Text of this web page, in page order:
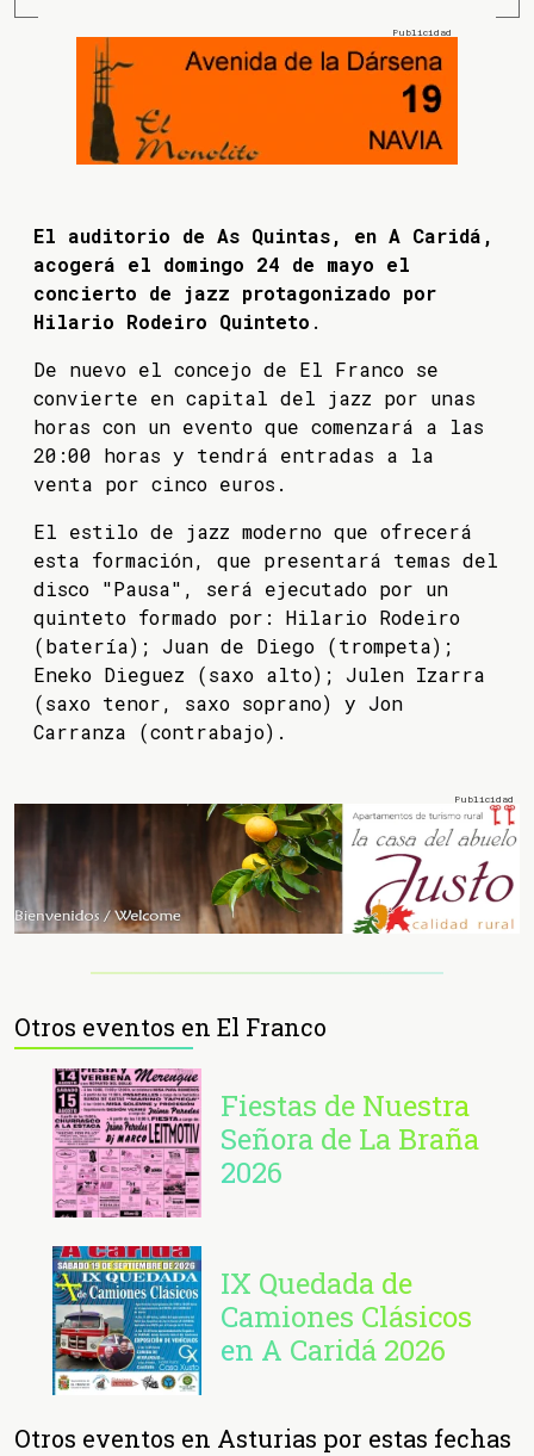
El auditorio de As Quintas, en A Caridá,
acogerá el domingo 24 de mayo el
concierto de jazz protagonizado por
Hilario Rodeiro Quinteto .
De nuevo el concejo de El Franco se
convierte en capital del jazz por unas
horas con un evento que comenzará a las
20:00 horas y tendrá entradas a la
venta por cinco euros.
El estilo de jazz moderno que ofrecerá
esta formación, que presentará temas del
disco "Pausa", será ejecutado por un
quinteto formado por: Hilario Rodeiro
(batería); Juan de Diego (trompeta);
Eneko Dieguez (saxo alto); Julen Izarra
(saxo tenor, saxo soprano) y Jon
Carranza (contrabajo).
Otros eventos en El Franco
Fiestas de Nuestra
Señora de La Braña
2026
IX Quedada de
Camiones Clásicos
en A Caridá 2026
Otros eventos en Asturias por estas fechas